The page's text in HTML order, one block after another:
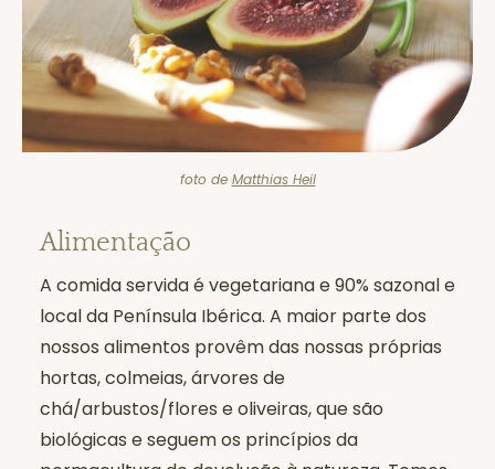
Alimentação
A comida servida é vegetariana e 90% sazonal e
local da Península Ibérica. A maior parte dos
nossos alimentos provêm das nossas próprias
hortas, colmeias, árvores de
chá/arbustos/flores e oliveiras, que são
biológicas e seguem os princípios da
foto de Matthias Heil